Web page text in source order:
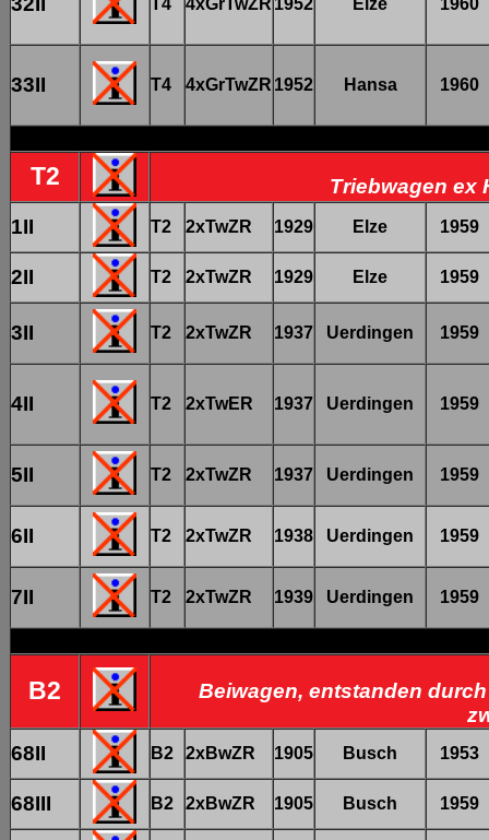
33II T4 4xGrTwZR 1952 Hansa 1960
T2
Triebwagen ex
1II
T2 2xTwZR 1929 Elze 1959
2II T2 2xTwZR 1929 Elze 1959
3II T2 2xTwZR 1937 Uerdingen 1959
4II T2 2xTwER 1937 Uerdingen 1959
5II T2 2xTwZR 1937 Uerdingen 1959
6II T2 2xTwZR 1938 Uerdingen 1959
7II T2 2xTwZR 1939 Uerdingen 1959
B2
Beiwagen, entstanden
68II
B2 2xBwZR 1905 Busch 1953
68III B2 2xBwZR 1905 Busch 1959